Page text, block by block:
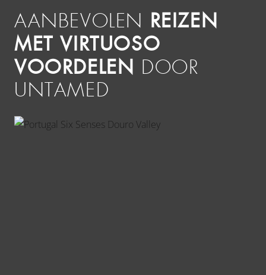
AANBEVOLEN REIZEN
MET VIRTUOSO
VOORDELEN DOOR
UNTAMED